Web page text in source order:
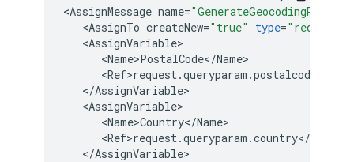
<AssignMessage name=
<AssignTo createNew="true" type="request"
<AssignVariable
<Name>PostalCode</Name
<Ref>request.queryparam .postalcode
</AssignVariable
<AssignVariable
<Name>Country</Name
<Ref>request.queryparam .country</
</AssignVariable